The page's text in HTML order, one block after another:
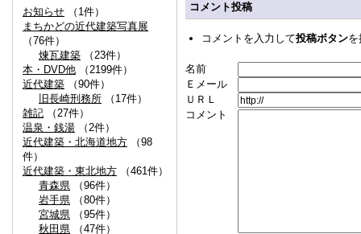
お知らせ （1件）
まちかどの近代建築写真展
（76件）
煉瓦建築 （23件）
本・DVD他 （2199件）
近代建築 （90件）
旧長崎刑務所 （17件）
雑記 （27件）
温泉・銭湯 （2件）
近代建築・北海道地方 （98
件）
近代建築・東北地方 （461件）
青森県 （96件）
岩手県 （80件）
宮城県 （95件）
秋田県 （47件）
コメント投稿
コメントを入力して投稿ボタン
名前
Ｅメール
ＵＲＬ
コメント